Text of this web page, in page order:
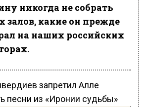
никогда не собрать
залов, какие он прежде
на наших российских